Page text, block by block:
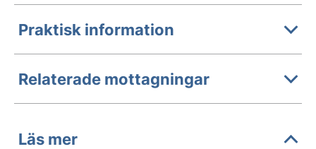
Praktisk information
Relaterade mottagningar
Läs mer